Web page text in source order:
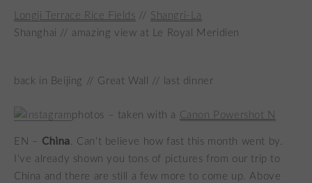
Longji Terrace Rice Fields // Shangri-La
Shanghai // amazing view at Le Royal Meridien
back in Beijing // Great Wall // last dinner
photos – taken with a Canon Powershot N
EN – China. Can’t believe how fast this month went by.
I’ve already shown you tons of pictures from our trip to
China and there are still a few more to come up. Above